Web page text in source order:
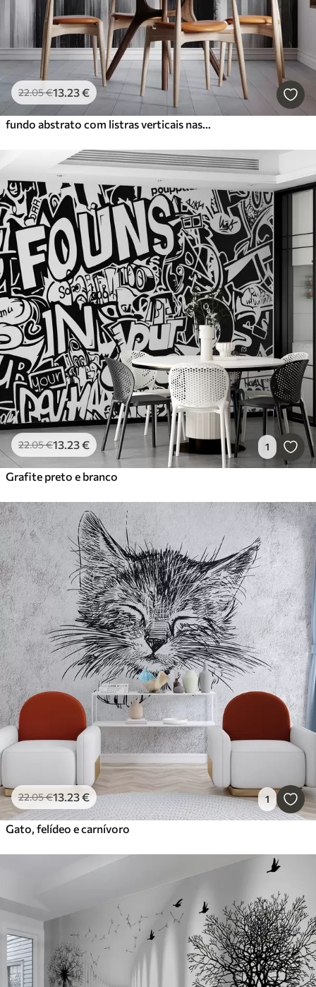
22.05€13.23€
fundo abstrato com listras verticais nas cores preto e branco
22.05€13.23€ 1
Grafite preto e branco
22.05€13.23€ 1
Gato, felídeo e carnívoro